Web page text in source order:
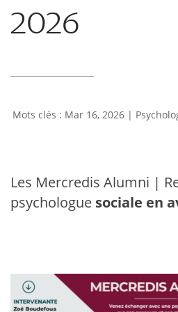
2026
Mar 16, 2026 |
Les Mercredis Alumni |
psychologue sociale en